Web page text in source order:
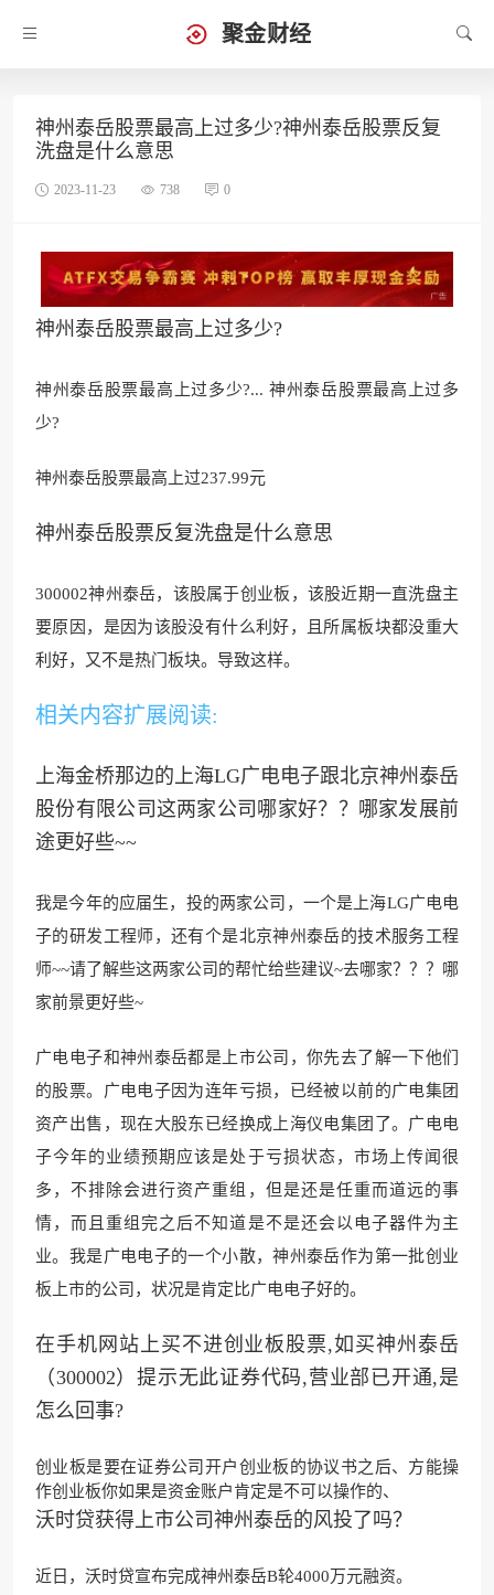
聚金财经
神州泰岳股票最高上过多少?神州泰岳股票反复
洗盘是什么意思
2023-11-23 738 0
神州泰岳股票最高上过多少?
神州泰岳股票最高上过多少?... 神州泰岳股票最高上过多
少?
神州泰岳股票最高上过237.99元
神州泰岳股票反复洗盘是什么意思
300002神州泰岳，该股属于创业板，该股近期一直洗盘主
要原因，是因为该股没有什么利好，且所属板块都没重大
利好，又不是热门板块。导致这样。
相关内容扩展阅读:
上海金桥那边的上海LG广电电子跟北京神州泰岳
股份有限公司这两家公司哪家好？？哪家发展前
途更好些~~
我是今年的应届生，投的两家公司，一个是上海LG广电电
子的研发工程师，还有个是北京神州泰岳的技术服务工程
师~~请了解些这两家公司的帮忙给些建议~去哪家？？？哪
家前景更好些~
广电电子和神州泰岳都是上市公司，你先去了解一下他们
的股票。广电电子因为连年亏损，
已经被以前的广电集团
资产出售，现在大股东已经换成上海仪电集团了。广电电
子今年的业绩预期应该是处于亏损状态，市场上传闻很
多，不排除会进行资产重组，但是还是任重而道远的事
情，而且重组完之后不知道是不是还会以电子器件为主
业。我是广电电子的一个小散，神州泰岳作为第一批创业
板上市的公司，状况是肯定比广电电子好的。
在手机网站上买不进创业板股票,如买神州泰岳
（300002）提示无此证券代码,营业部已开通,是
怎么回事?
创业板是要在证券公司开户创业板的协议书之后、方能操
作创业板你如果是资金账户肯定是不可以操作的、
沃时贷获得上市公司神州泰岳的风投了吗？
近日，沃时贷宣布完成神州泰岳B轮4000万元融资。